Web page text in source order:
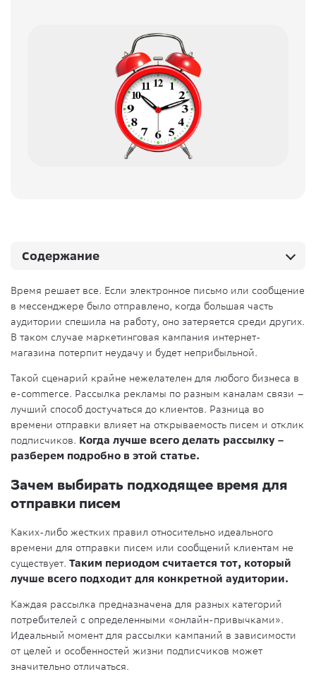
Время решает все. Если электронное письмо или сообщение
в мессенджере было отправлено, когда большая часть
аудитории спешила на работу, оно затеряется среди других.
В таком случае маркетинговая кампания интернет-
магазина потерпит неудачу и будет неприбыльной.
Такой сценарий крайне нежелателен для любого бизнеса в
e-commerce. Рассылка рекламы по разным каналам связи –
лучший способ достучаться до клиентов. Разница во
времени отправки влияет на открываемость писем и отклик
подписчиков. Когда лучше всего делать рассылку –
разберем подробно в этой статье.
Зачем выбирать подходящее время для
отправки писем
Каких-либо жестких правил относительно идеального
времени для отправки писем или сообщений клиентам не
существует. Таким периодом считается тот, который
лучше всего подходит для конкретной аудитории.
Каждая рассылка предназначена для разных категорий
потребителей с определенными «онлайн-привычками».
Идеальный момент для рассылки кампаний в зависимости
от целей и особенностей жизни подписчиков может
значительно отличаться.
Содержание